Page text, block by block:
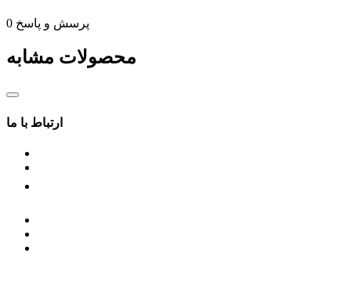
دایره ای
شرایط کاری
0 پرسش و پاسخ
محصولات مشابه
ارتباط با ما